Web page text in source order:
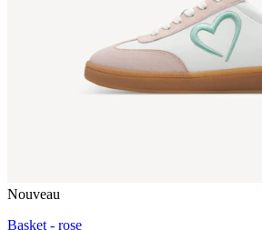
Nouveau
Basket - rose